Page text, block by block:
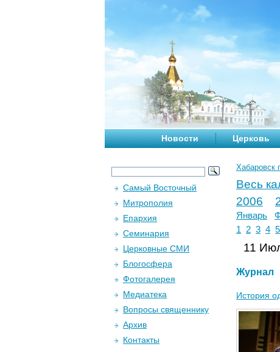
Новости Церковь
Хабаровск
Весь
2006
Январь
1
2 3 4 5
11
Журнал
История
Самый Восточный
Митрополия
Епархия
Семинария
Церковные СМИ
Блогосфера
Фотогалерея
Медиатека
Вопросы священнику
Архив
Контакты